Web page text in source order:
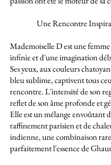
Une Rencontre
Mademoiselle D est une
infinie et d'une imagination
Ses yeux, aux couleurs
bleu sublime, captivent tous
rencontre. L'intensité de son
reflet de son âme profonde et
Elle est un mélange envoûtant
raffinement parisien et de
indienne, une combinaison
parfaitement l'essence de